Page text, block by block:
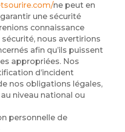
ne peut en
une sécurité
connaissance
sécurité, nous avertirions
afin qu’ils puissent
appropriées. Nos
d’incident
nos obligations légales,
niveau national ou
personnelle de